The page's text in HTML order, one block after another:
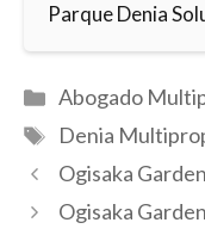
Parque Denia
Categorías
Abogado
Etiquetas
Denia
Ogisaka
Ogisaka